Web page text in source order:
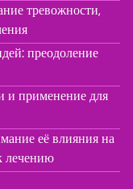
тревожности,
преодоление
и применение для
её влияния на
лечению